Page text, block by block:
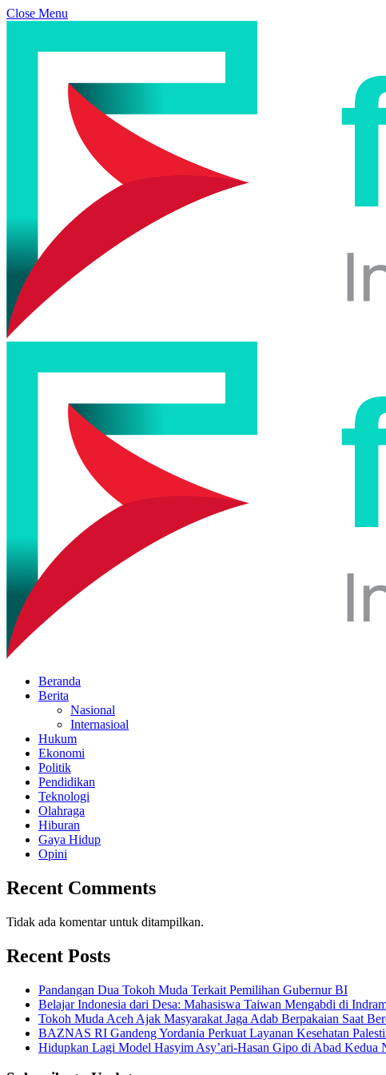
Close Menu
Beranda
Berita
Nasional
Internasioal
Hukum
Ekonomi
Politik
Pendidikan
Teknologi
Olahraga
Hiburan
Gaya Hidup
Opini
Recent Comments
Tidak ada komentar untuk ditampilkan.
Recent Posts
Pandangan Dua Tokoh Muda Terkait Pemilihan Gubernur BI
Belajar Indonesia dari Desa: Mahasiswa Taiwan Mengabdi di
Tokoh Muda Aceh Ajak Masyarakat Jaga Adab Berpakaian Saat
BAZNAS RI Gandeng Yordania Perkuat Layanan Kesehatan
Hidupkan Lagi Model Hasyim Asy’ari-Hasan Gipo di Abad Kedua